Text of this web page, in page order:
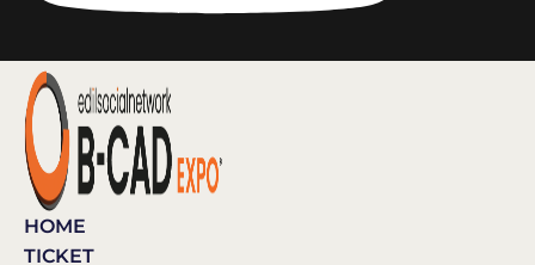
HOME
TICKET